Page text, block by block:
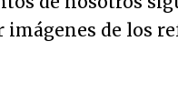
de los